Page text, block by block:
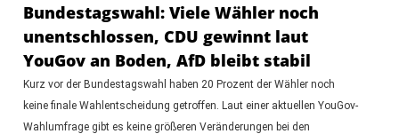
Bundestagswahl: Viele Wähler noch
unentschlossen, CDU gewinnt laut
YouGov an Boden, AfD bleibt stabil
Kurz vor der Bundestagswahl haben 20 Prozent der Wähler noch
keine finale Wahlentscheidung getroffen. Laut einer aktuellen YouGov-
Wahlumfrage gibt es keine größeren Veränderungen bei den